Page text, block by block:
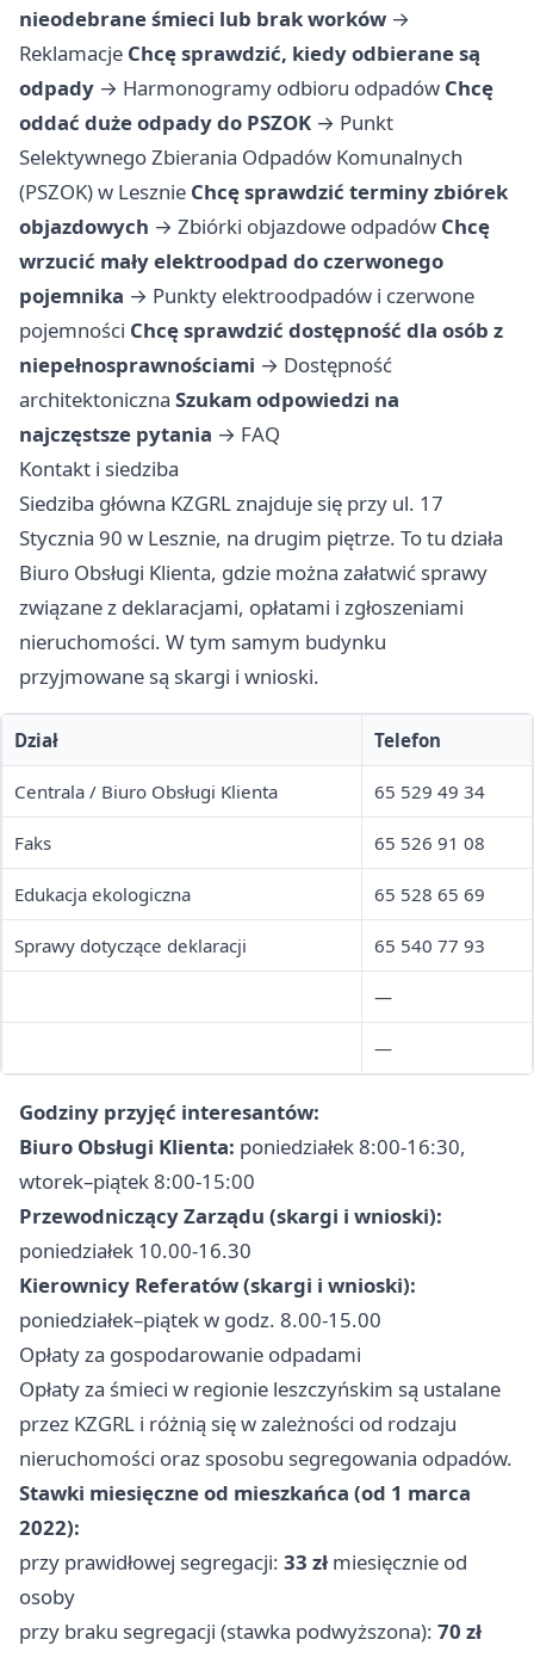
nieodebrane śmieci lub brak worków →
Reklamacje Chcę sprawdzić, kiedy odbierane są
odpady → Harmonogramy odbioru odpadów Chcę
oddać duże odpady do PSZOK → Punkt
Selektywnego Zbierania Odpadów Komunalnych
(PSZOK) w Lesznie Chcę sprawdzić terminy zbiórek
objazdowych → Zbiórki objazdowe odpadów Chcę
wrzucić mały elektroodpad do czerwonego
pojemnika → Punkty elektroodpadów i czerwone
pojemności Chcę sprawdzić dostępność dla osób z
niepełnosprawnościami → Dostępność
architektoniczna Szukam odpowiedzi na
najczęstsze pytania → FAQ
Kontakt i siedziba
Siedziba główna KZGRL znajduje się przy ul. 17
Stycznia 90 w Lesznie, na drugim piętrze. To tu działa
Biuro Obsługi Klienta, gdzie można załatwić sprawy
związane z deklaracjami, opłatami i zgłoszeniami
nieruchomości. W tym samym budynku
przyjmowane są skargi i wnioski.
Dział Telefon
Centrala / Biuro Obsługi Klienta 65 529 49 34
Faks 65 526 91 08
Edukacja ekologiczna 65 528 65 69
Sprawy dotyczące deklaracji 65 540 77 93
—
—
Godziny przyjęć interesantów:
Biuro Obsługi Klienta: poniedziałek 8:00-16:30,
wtorek–piątek 8:00-15:00
Przewodniczący Zarządu (skargi i wnioski):
poniedziałek 10.00-16.30
Kierownicy Referatów (skargi i wnioski):
poniedziałek–piątek w godz. 8.00-15.00
Opłaty za gospodarowanie odpadami
Opłaty za śmieci w regionie leszczyńskim są ustalane
przez KZGRL i różnią się w zależności od rodzaju
nieruchomości oraz sposobu segregowania odpadów.
Stawki miesięczne od mieszkańca (od 1 marca
2022):
przy prawidłowej segregacji: 33 zł miesięcznie od
osoby
przy braku segregacji (stawka podwyższona): 70 zł